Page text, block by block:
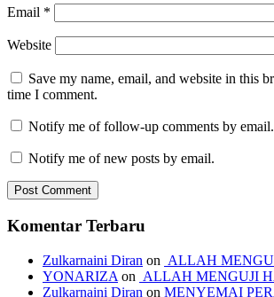
Email *
Website
Save my name, email, and website in this
time I comment.
Notify me of follow-up comments by email.
Notify me of new posts by email.
Komentar Terbaru
Zulkarnaini Diran on ALLAH
YONARIZA on ALLAH MENGUJI
Zulkarnaini Diran on MENYEMAI